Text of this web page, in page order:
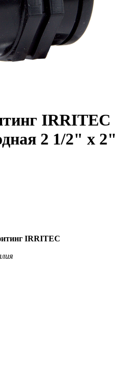
IRRITEC
2 1/2" х 2"
IRRITEC